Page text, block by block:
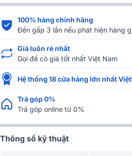
100% hàng chính hãng
Đền gấp 3 lần nếu phát hiện hàng
Giá luôn rẻ nhất
Gọi để có giá tốt nhất Việt Nam
Hệ thống 18 cửa hàng lớn nhất
Trả góp 0%
Trả góp online từ 0%
Thông số kỹ thuật